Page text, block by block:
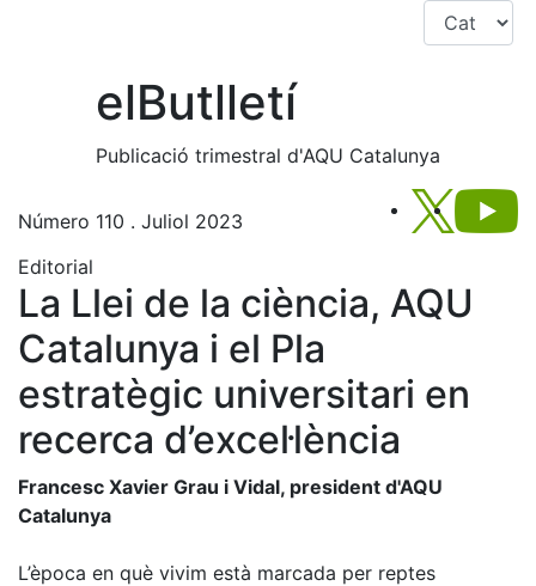
elButlletí
Publicació trimestral d'AQU Catalunya
Número 110 . Juliol 2023
Editorial
La Llei de la ciència, AQU
Catalunya i el Pla
estratègic universitari en
recerca d’excel·lència
Francesc Xavier Grau i Vidal, president d'AQU
Catalunya
L’època en què vivim està marcada per reptes